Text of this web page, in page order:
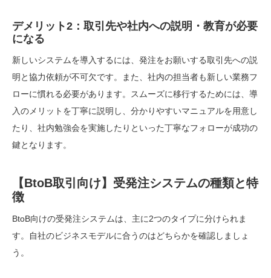
デメリット2：取引先や社内への説明・教育が必要
になる
新しいシステムを導入するには、発注をお願いする取引先への説
明と協力依頼が不可欠です。また、社内の担当者も新しい業務フ
ローに慣れる必要があります。スムーズに移行するためには、導
入のメリットを丁寧に説明し、分かりやすいマニュアルを用意し
たり、社内勉強会を実施したりといった丁寧なフォローが成功の
鍵となります。
【BtoB取引向け】受発注システムの種類と特
徴
BtoB向けの受発注システムは、主に2つのタイプに分けられま
す。自社のビジネスモデルに合うのはどちらかを確認しましょ
う。